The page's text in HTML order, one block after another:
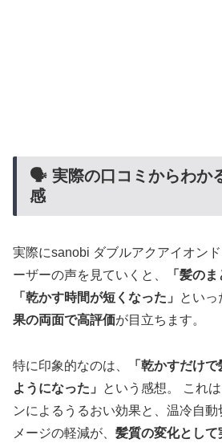
🗣 実際の口コミからわか
感
実際にsanobi ダブルアクアイオン
ーザーの声を見ていくと、
「髪の
「乾かす時間が短くなった」
といっ
果の両面で高評価が目立ちます。
特に印象的なのは、
「乾かすだけ
ようになった」
という感想。 これ
ンによるうるおい効果と、温冷自
メージの軽減が、 髪質の変化とし